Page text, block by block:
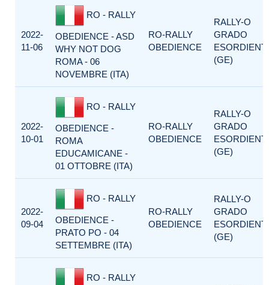
2022-
11-06
RO - RALLY
OBEDIENCE - ASD
WHY NOT DOG
ROMA - 06
NOVEMBRE (ITA)
RO-RALLY
OBEDIENCE
RALLY-O
GRADO
ESORDIENTI
(GE)
2022-
10-01
RO - RALLY
OBEDIENCE -
ROMA
EDUCAMICANE -
01 OTTOBRE (ITA)
RO-RALLY
OBEDIENCE
RALLY-O
GRADO
ESORDIENTI
(GE)
2022-
09-04
RO - RALLY
OBEDIENCE -
PRATO PO - 04
SETTEMBRE (ITA)
RO-RALLY
OBEDIENCE
RALLY-O
GRADO
ESORDIENTI
(GE)
RO - RALLY